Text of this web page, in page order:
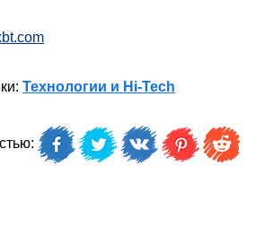
Технологии и Hi-Tech